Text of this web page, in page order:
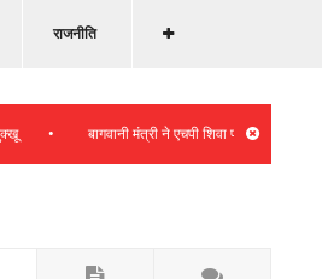
राजनीति
• बागवानी मंत्री ने एचपी शिवा परियोजना की